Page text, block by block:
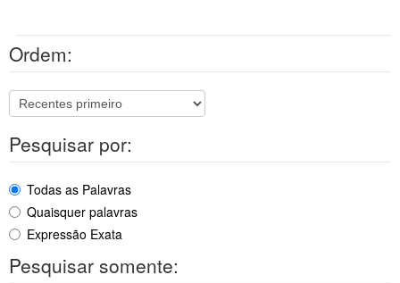
Ordem:
Pesquisar por:
Todas as Palavras
Quaisquer palavras
Expressão Exata
Pesquisar somente: